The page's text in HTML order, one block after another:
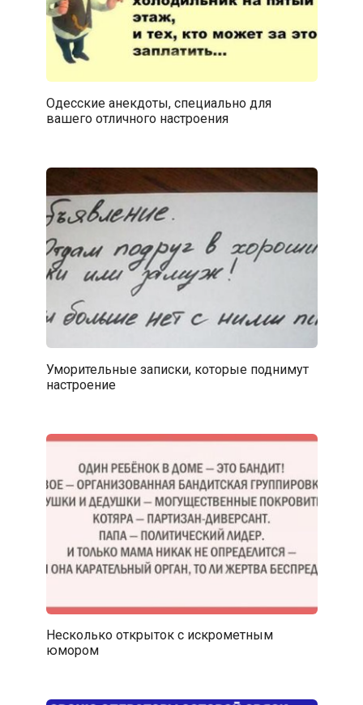
Одесские анекдоты, специально для
вашего отличного настроения
Уморительные записки, которые поднимут
настроение
Несколько открыток с искрометным
юмором